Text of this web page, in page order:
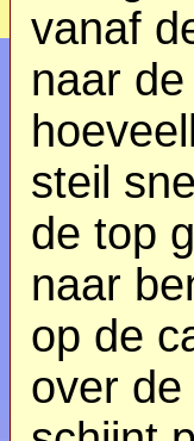
vanaf
naar
steil
de top
naar
op de
over